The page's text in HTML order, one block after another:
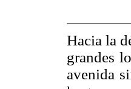
Hacia la
grandes
avenida